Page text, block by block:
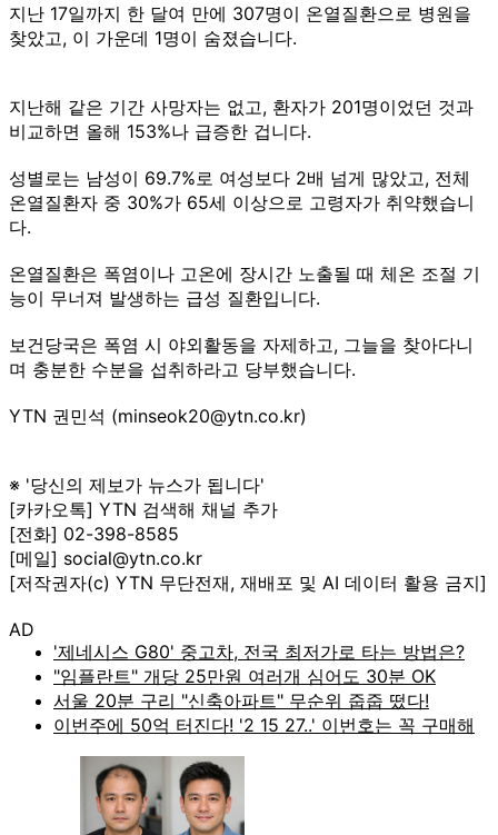
지난 17일까지 한 달여 만에 307명이 온열질환으로 병원을
찾았고, 이 가운데 1명이 숨졌습니다.
지난해 같은 기간 사망자는 없고, 환자가 201명이었던 것과
비교하면 올해 153%나 급증한 겁니다.
성별로는 남성이 69.7%로 여성보다 2배 넘게 많았고, 전체
온열질환자 중 30%가 65세 이상으로 고령자가 취약했습니
다.
온열질환은 폭염이나 고온에 장시간 노출될 때 체온 조절 기
능이 무너져 발생하는 급성 질환입니다.
보건당국은 폭염 시 야외활동을 자제하고, 그늘을 찾아다니
며 충분한 수분을 섭취하라고 당부했습니다.
YTN 권민석 (minseok20@ytn.co.kr)
※ '당신의 제보가 뉴스가 됩니다'
[카카오톡] YTN 검색해 채널 추가
[전화] 02-398-8585
[메일] social@ytn.co.kr
[저작권자(c) YTN 무단전재, 재배포 및 AI 데이터 활용 금지]
AD